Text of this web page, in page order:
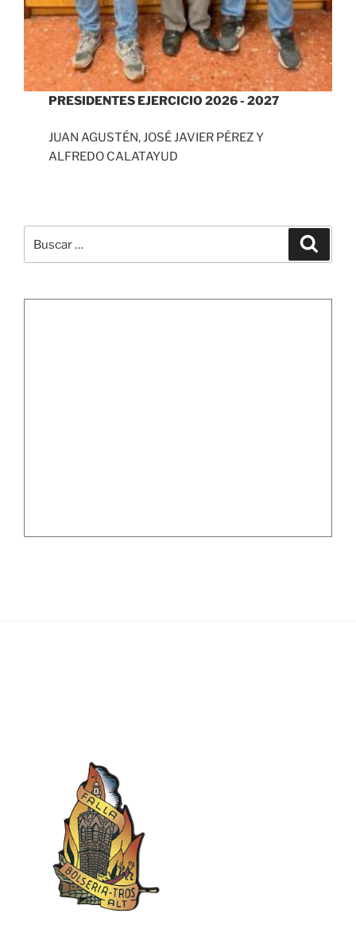
PRESIDENTES EJERCICIO 2026 - 2027
JUAN AGUSTÉN, JOSÉ JAVIER PÉREZ Y
ALFREDO CALATAYUD
por: